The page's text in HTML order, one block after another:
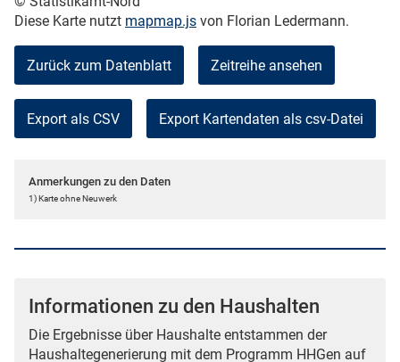
Diese Karte nutzt mapmap.js von Florian Ledermann.
Zurück zum Datenblatt Zeitreihe ansehen
Export als CSV
Anmerkungen zu den Daten
1) Karte ohne Neuwerk
Informationen zu den Haushalten
Die Ergebnisse über Haushalte entstammen der
Haushaltegenerierung mit dem Programm HHGen auf